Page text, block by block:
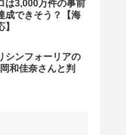
は3,000万件の事前
成できそう？【海
シンフォーリアの
和佳奈さんと判